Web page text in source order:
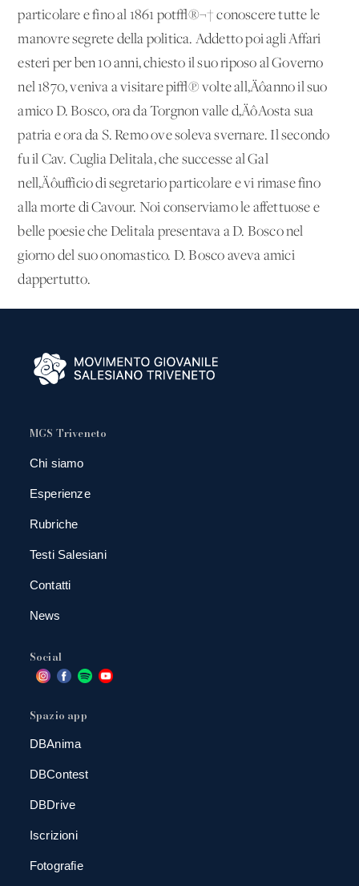
particolare e fino al 1861 pot√®¬† conoscere tutte le
manovre segrete della politica. Addetto poi agli Affari
esteri per ben 10 anni, chiesto il suo riposo al Governo
nel 1870, veniva a visitare pi√π volte all‚Äôanno il suo
amico D. Bosco, ora da Torgnon valle d‚ÄôAosta sua
patria e ora da S. Remo ove soleva svernare. Il secondo
fu il Cav. Cuglia Delitala, che successe al Gal
nell‚Äôufficio di segretario particolare e vi rimase fino
alla morte di Cavour. Noi conserviamo le affettuose e
belle poesie che Delitala presentava a D. Bosco nel
giorno del suo onomastico. D. Bosco aveva amici
dappertutto.
MGS Triveneto
Chi siamo
Esperienze
Rubriche
Testi Salesiani
Contatti
News
Social
Spazio app
DBAnima
DBContest
DBDrive
Iscrizioni
Fotografie